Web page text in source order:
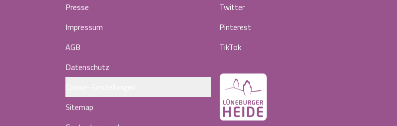
Presse
Impressum
AGB
Datenschutz
Sitemap
Twitter
Pinterest
TikTok